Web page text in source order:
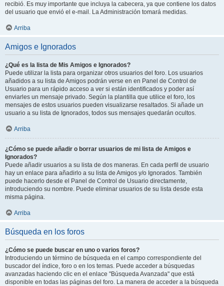
recibió. Es muy importante que incluya la cabecera, ya que contiene los datos
del usuario que envió el e-mail. La Administración tomará medidas.
Arriba
Amigos e Ignorados
¿Qué es la lista de Mis Amigos e Ignorados?
Puede utilizar la lista para organizar otros usuarios del foro. Los usuarios
añadidos a su lista de Amigos podrán verse en en Panel de Control de
Usuario para un rápido acceso a ver si están identificados y poder así
enviarles un mensaje privado. Según la plantilla que utilice el foro, los
mensajes de estos usuarios pueden visualizarse resaltados. Si añade un
usuario a su lista de Ignorados, todos sus mensajes quedarán ocultos.
Arriba
¿Cómo se puede añadir o borrar usuarios de mi lista de Amigos e
Ignorados?
Puede añadir usuarios a su lista de dos maneras. En cada perfil de usuario
hay un enlace para añadirlo a su lista de Amigos y/o Ignorados. También
puede hacerlo desde el Panel de Control de Usuario directamente,
introduciendo su nombre. Puede eliminar usuarios de su lista desde esta
misma página.
Arriba
Búsqueda en los foros
¿Cómo se puede buscar en uno o varios foros?
Introduciendo un término de búsqueda en el campo correspondiente del
buscador del índice, foro o en los temas. Puede acceder a búsquedas
avanzadas haciendo clic en el enlace "Búsqueda Avanzada" que está
disponible en todas las páginas del foro. La manera de acceder a la búsqueda